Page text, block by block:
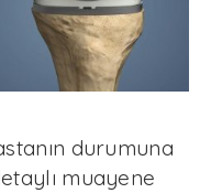
durumuna
muayene